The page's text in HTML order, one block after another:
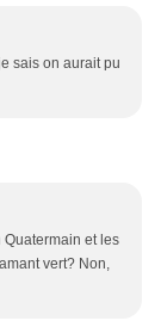
sais on aurait pu
et les
vert? Non,